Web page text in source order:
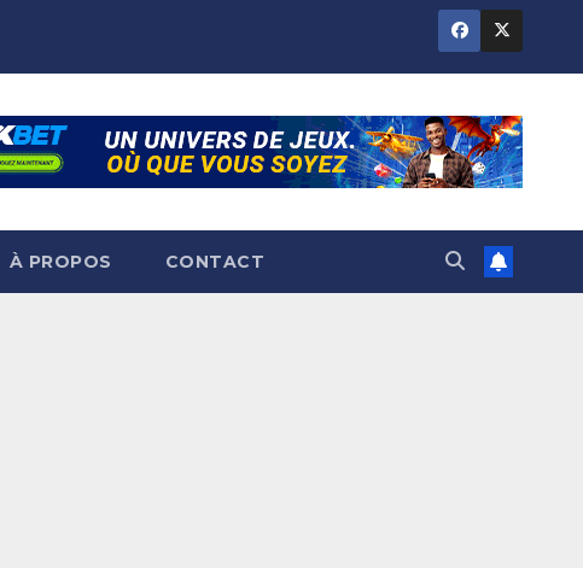
À PROPOS CONTACT